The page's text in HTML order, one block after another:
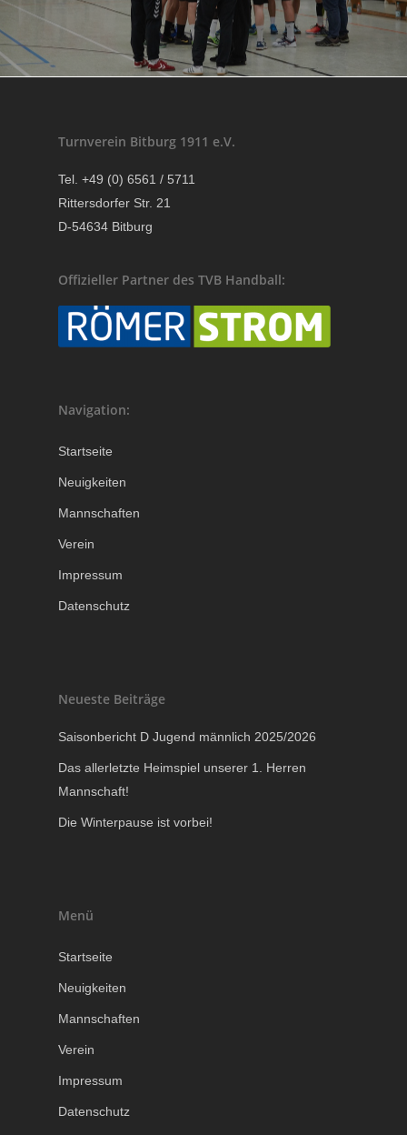
Turnverein Bitburg 1911 e.V.
Tel. +49 (0) 6561 / 5711
Rittersdorfer Str. 21
D-54634 Bitburg
Offizieller Partner des TVB Handball:
Navigation:
Startseite
Neuigkeiten
Mannschaften
Verein
Impressum
Datenschutz
Neueste Beiträge
Saisonbericht D Jugend männlich 2025/2026
Das allerletzte Heimspiel unserer 1. Herren
Mannschaft!
Die Winterpause ist vorbei!
Menü
Startseite
Neuigkeiten
Mannschaften
Verein
Impressum
Datenschutz